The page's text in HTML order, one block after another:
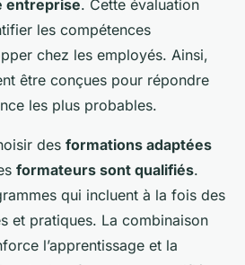
entreprise. Cette évaluation
les compétences
chez les employés. Ainsi,
être conçues pour répondre
les plus probables.
des formations adaptées
formateurs sont qualifiés.
qui incluent à la fois des
et pratiques. La combinaison
l’apprentissage et la